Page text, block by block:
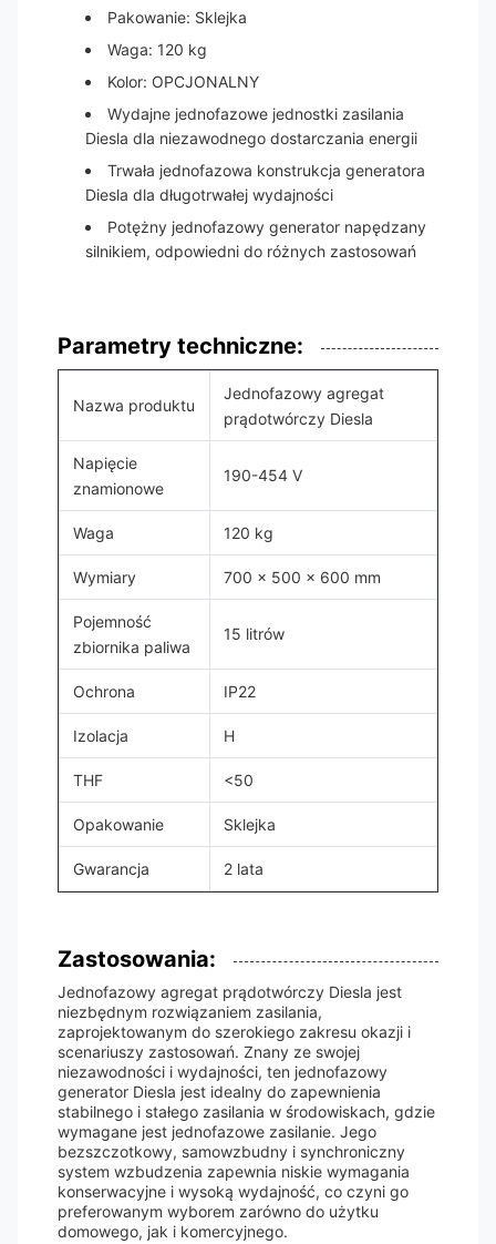
Pakowanie: Sklejka
Waga: 120 kg
Kolor: OPCJONALNY
Wydajne jednofazowe jednostki zasilania
Diesla dla niezawodnego dostarczania energii
Trwała jednofazowa konstrukcja generatora
Diesla dla długotrwałej wydajności
Potężny jednofazowy generator napędzany
silnikiem, odpowiedni do różnych zastosowań
Parametry techniczne:
Nazwa produktu
Jednofazowy agregat
prądotwórczy Diesla
Napięcie
znamionowe
190-454 V
Waga 120 kg
Wymiary 700 x 500 x 600 mm
Pojemność
zbiornika paliwa
15 litrów
Ochrona IP22
Izolacja H
THF <50
Opakowanie Sklejka
Gwarancja 2 lata
Zastosowania:
Jednofazowy agregat prądotwórczy Diesla jest
niezbędnym rozwiązaniem zasilania,
zaprojektowanym do szerokiego zakresu okazji i
scenariuszy zastosowań. Znany ze swojej
niezawodności i wydajności, ten jednofazowy
generator Diesla jest idealny do zapewnienia
stabilnego i stałego zasilania w środowiskach, gdzie
wymagane jest jednofazowe zasilanie. Jego
bezszczotkowy, samowzbudny i synchroniczny
system wzbudzenia zapewnia niskie wymagania
konserwacyjne i wysoką wydajność, co czyni go
preferowanym wyborem zarówno do użytku
domowego, jak i komercyjnego.